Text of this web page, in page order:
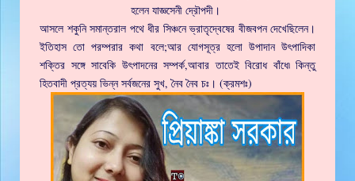
হলেন যাজ্ঞসেনী দ্রৌপদী।
আসলে শকুনি সমান্তরাল পথে ধীর সিঞ্চনে ভ্রাতৃদ্বেষের বীজবপন দেখেছিলেন।
ইতিহাস তো পরম্পরার কথা বলে;আর যোগসূত্র হলো উপাদান উৎপাদিকা
শক্তির সঙ্গে সাবেকি উৎপাদনের সম্পর্ক,আবার তাতেই বিরোধ বাঁধে৷ কিন্তু
হিতবাদী প্রত্যয় ভিন্ন সর্বজনের সুখ, নৈব নৈব চঃ। (ক্রমশঃ)